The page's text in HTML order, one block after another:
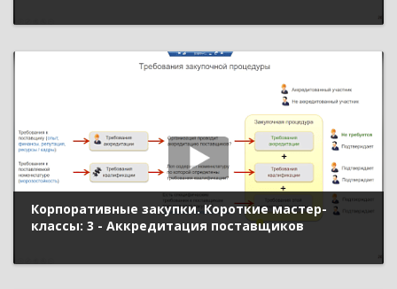
Корпоративные закупки. Короткие мастер-
классы: 3 - Аккредитация поставщиков